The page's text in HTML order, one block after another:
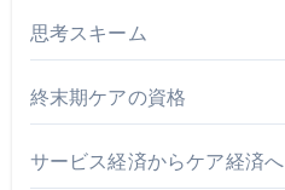
思考スキーム
終末期ケアの資格
サービス経済からケア経済へ